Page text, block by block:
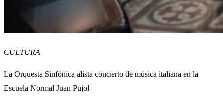
CULTURA
La Orquesta Sinfónica alista concierto de música italiana en la
Escuela Normal Juan Pujol